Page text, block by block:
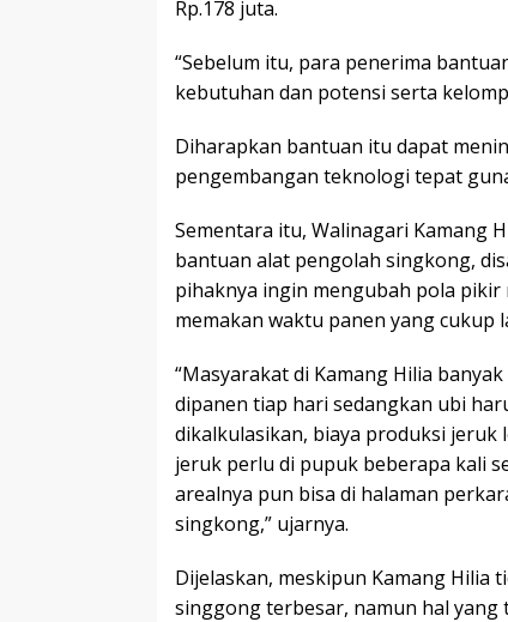
Rp.178 juta.
“Sebelum itu, para penerima
kebutuhan dan potensi serta
Diharapkan bantuan itu dapat
pengembangan teknologi tepat
Sementara itu, Walinagari Kamang
bantuan alat pengolah singkong,
pihaknya ingin mengubah pola
memakan waktu panen yang cukup
“Masyarakat di Kamang Hilia
dipanen tiap hari sedangkan ubi
dikalkulasikan, biaya produksi
jeruk perlu di pupuk beberapa kali
arealnya pun bisa di halaman
singkong,” ujarnya.
Dijelaskan, meskipun Kamang Hilia
singgong terbesar, namun hal yang